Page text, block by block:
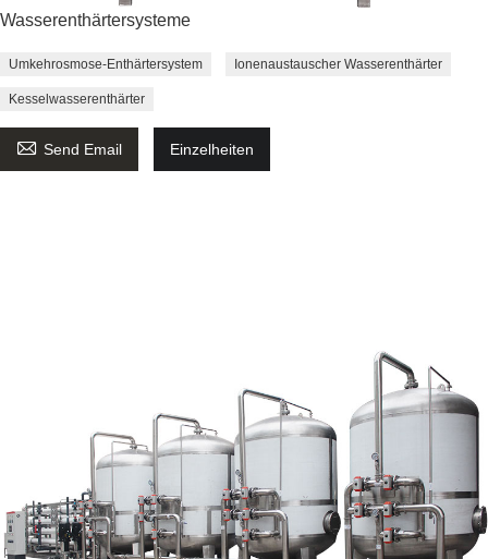
Wasserenthärtersysteme
Umkehrosmose-Enthärtersystem Ionenaustauscher Wasserenthärter
Kesselwasserenthärter
 Send Email Einzelheiten